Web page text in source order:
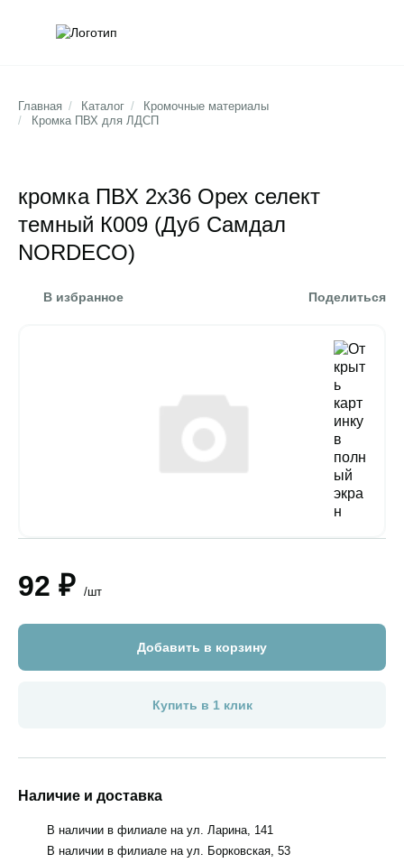
Главная / Каталог /
Кромочные материалы
/
Кромка ПВХ для ЛДСП
кромка ПВХ 2х36 Орех селект
темный К009 (Дуб Самдал
NORDECO)
В избранное Поделиться
92 ₽ /шт
Добавить в корзину
Купить в 1 клик
Наличие и доставка
В наличии в филиале на ул. Ларина, 141
В наличии в филиале на ул. Борковская, 53